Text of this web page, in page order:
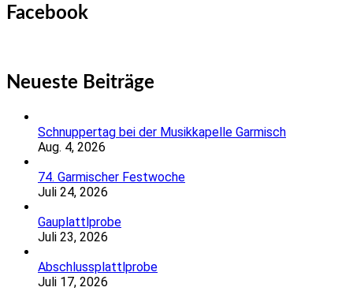
Facebook
Neueste Beiträge
Schnuppertag bei der Musikkapelle Garmisch
Aug. 4, 2026
74. Garmischer Festwoche
Juli 24, 2026
Gauplattlprobe
Juli 23, 2026
Abschlussplattlprobe
Juli 17, 2026